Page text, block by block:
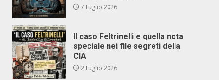
7 Luglio 2026
Il caso Feltrinelli e quella nota
speciale nei file segreti della
CIA
2 Luglio 2026